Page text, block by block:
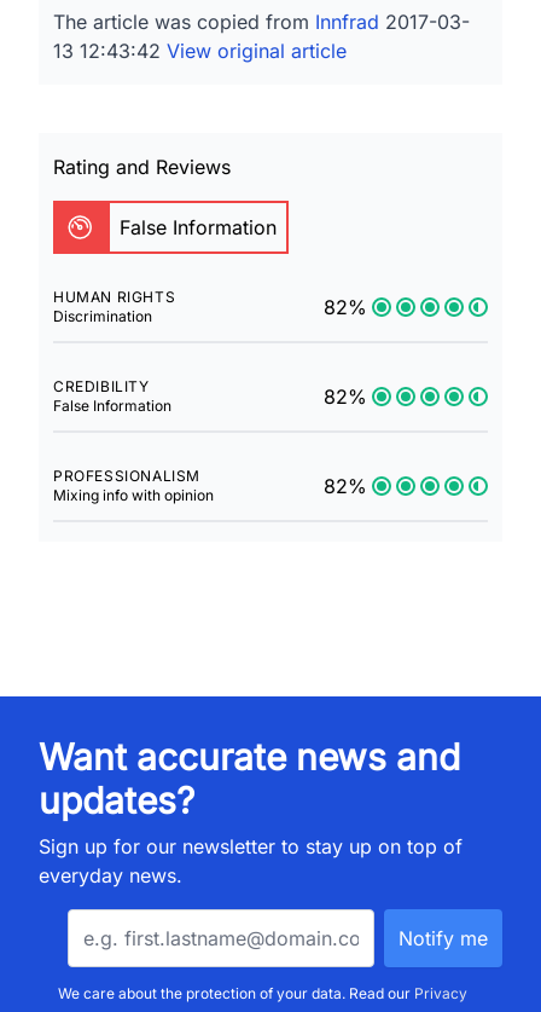
The article was copied from Innfrad 2017-03-
13 12:43:42 View original article
Rating and Reviews
False Information
HUMAN RIGHTS
Discrimination
82%
CREDIBILITY
False Information
82%
PROFESSIONALISM
Mixing info with opinion
82%
Want accurate news and
updates?
Sign up for our newsletter to stay up on top of
everyday news.
We care about the protection of your data. Read our Privacy